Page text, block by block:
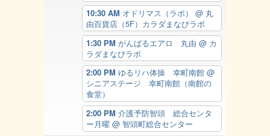
10:30 AM オドリマス（ラボ） @ 丸
由百貨店（5F）カラダまなびラボ
1:30 PM がんばるエアロ 丸由 @ カ
ラダまなびラボ
2:00 PM ゆるリハ体操 幸町南館 @
シニアステージ 幸町南館（南館の
食堂）
2:00 PM 介護予防智頭 総合センタ
ー月曜 @ 智頭町総合センター